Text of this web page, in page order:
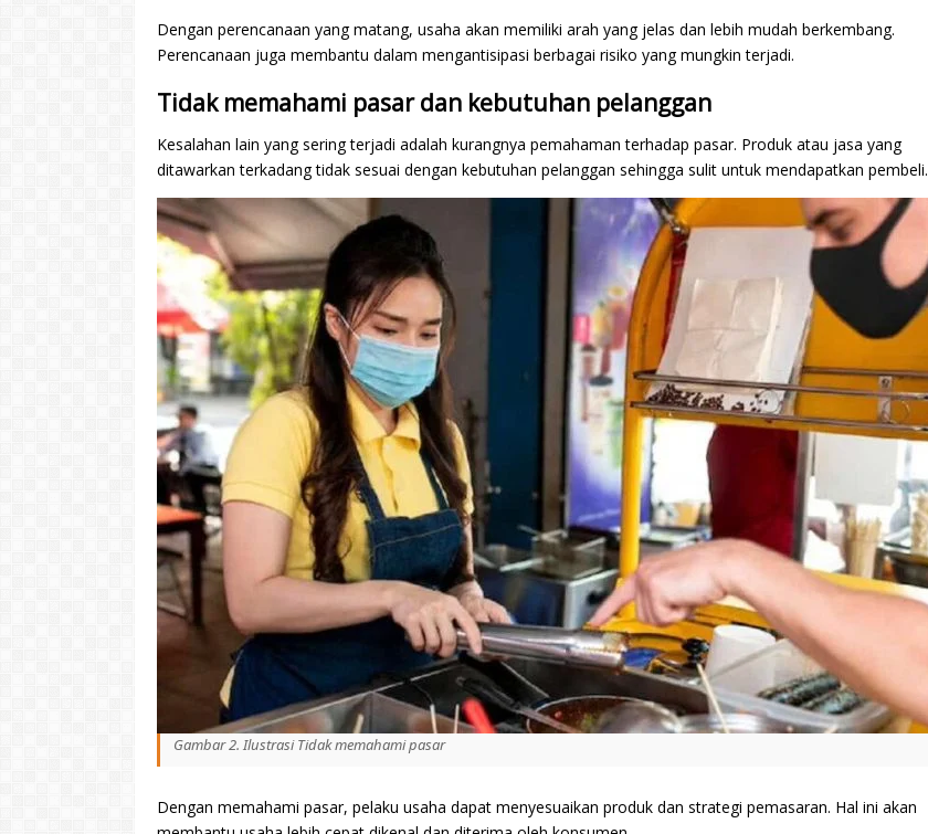
Dengan perencanaan yang matang, usaha akan memiliki arah yang jelas dan lebih mudah berkembang.
Perencanaan juga membantu dalam mengantisipasi berbagai risiko yang mungkin terjadi.
Tidak memahami pasar dan kebutuhan pelanggan
Kesalahan lain yang sering terjadi adalah kurangnya pemahaman terhadap pasar. Produk atau jasa yang
ditawarkan terkadang tidak sesuai dengan kebutuhan pelanggan sehingga sulit untuk mendapatkan pembeli.
Gambar 2. Ilustrasi Tidak memahami pasar
Dengan memahami pasar, pelaku usaha dapat menyesuaikan produk dan strategi pemasaran. Hal ini akan